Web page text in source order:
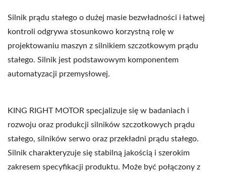
Silnik prądu stałego o dużej masie bezwładności i łatwej
kontroli odgrywa stosunkowo korzystną rolę w
projektowaniu maszyn z silnikiem szczotkowym prądu
stałego. Silnik jest podstawowym komponentem
automatyzacji przemysłowej.
KING RIGHT MOTOR specjalizuje się w badaniach i
rozwoju oraz produkcji silników szczotkowych prądu
stałego, silników serwo oraz przekładni prądu stałego.
Silnik charakteryzuje się stabilną jakością i szerokim
zakresem specyfikacji produktu. Może być połączony z